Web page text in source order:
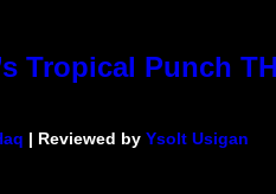
Tropical Punch
| Reviewed by Ysolt Usigan